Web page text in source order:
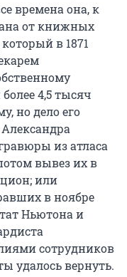
времена она, к
от книжных
в 1871
4,5 тысяч
но дело его
из атласа
вывез их в
или
в ноябре
Ньютона и
сотрудников
удалось вернуть.